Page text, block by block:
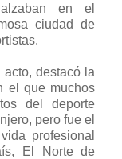
en el
ciudad de
acto, destacó la
el que muchos
del deporte
pero fue el
profesional
El Norte de